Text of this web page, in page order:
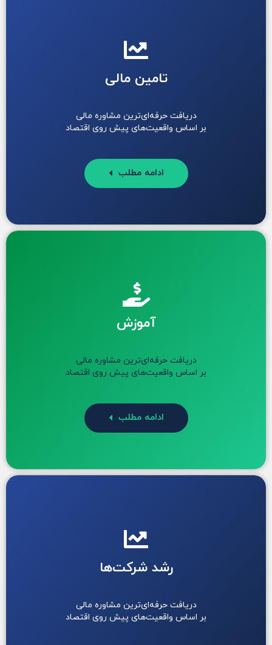
تامین مالی
دریافت حرفه‌ای‌ترین مشاوره مالی
بر اساس واقعیت‌های پیش روی اقتصاد
ادامه مطلب
آموزش
دریافت حرفه‌ای‌ترین مشاوره مالی
بر اساس واقعیت‌های پیش روی اقتصاد
ادامه مطلب
رشد شرکت‌ها
دریافت حرفه‌ای‌ترین مشاوره مالی
بر اساس واقعیت‌های پیش روی اقتصاد